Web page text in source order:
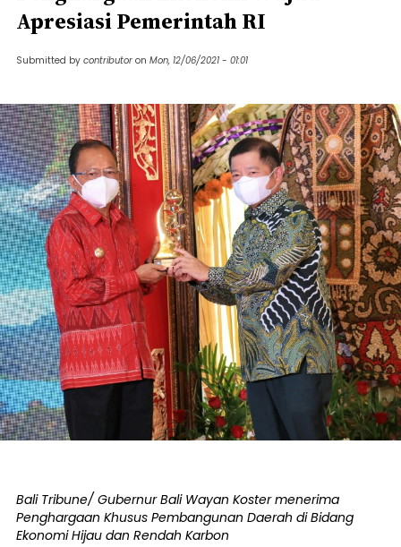
Apresiasi Pemerintah RI
Submitted by contributor on Mon, 12/06/2021 - 01:01
Bali Tribune/ Gubernur Bali Wayan Koster menerima
Penghargaan Khusus Pembangunan Daerah di Bidang
Ekonomi Hijau dan Rendah Karbon